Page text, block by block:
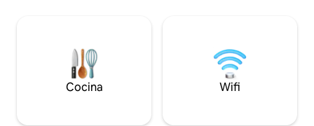
placentera en La Pampa.
adicionales: Ropa
Cocina Wifi